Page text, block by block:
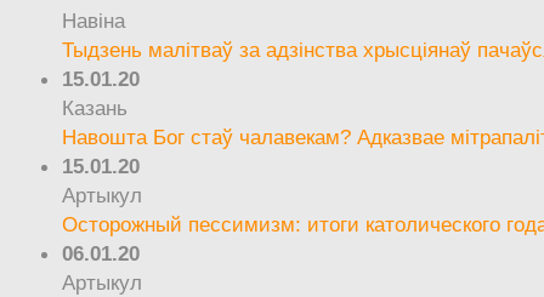
Навіна
Тыдзень малітваў за адзінства хрысціянаў
15.01.20
Казань
Навошта Бог стаў чалавекам? Адказвае
15.01.20
Артыкул
Осторожный пессимизм: итоги католического
06.01.20
Артыкул